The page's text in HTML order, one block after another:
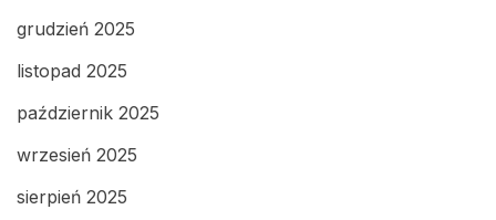
grudzień 2025
listopad 2025
październik 2025
wrzesień 2025
sierpień 2025